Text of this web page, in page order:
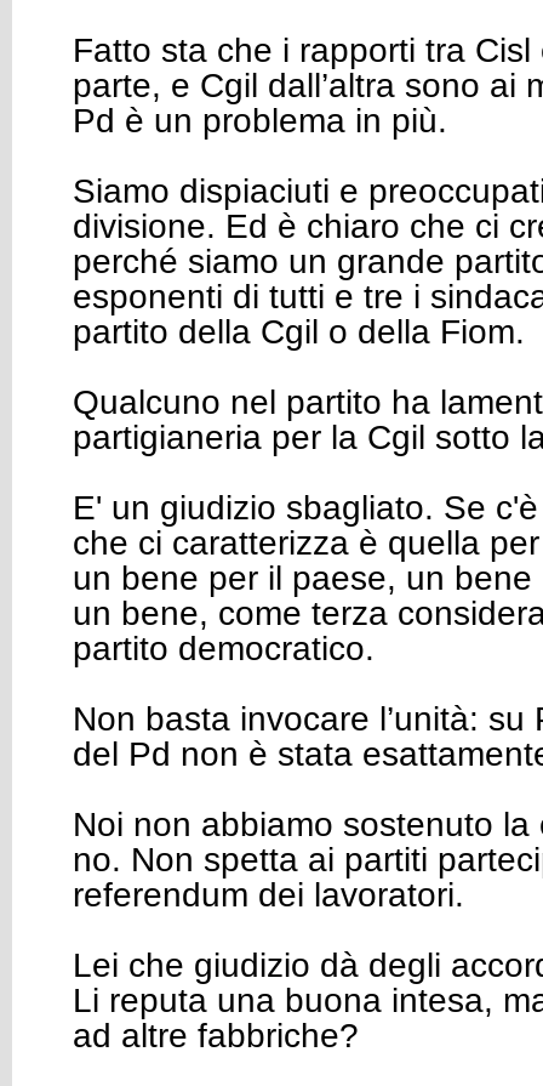
Fatto sta che i rapporti tra
parte, e Cgil dall’altra sono ai
Pd è un problema in più.
Siamo dispiaciuti e
divisione. Ed è chiaro che ci
perché siamo un grande
esponenti di tutti e tre i
partito della Cgil o della Fiom.
Qualcuno nel partito ha
partigianeria per la Cgil sotto
E' un giudizio sbagliato. Se
che ci caratterizza è quella
un bene per il paese, un
un bene, come terza
partito democratico.
Non basta invocare l’unità:
del Pd non è stata
Noi non abbiamo sostenuto la
no. Non spetta ai partiti
referendum dei lavoratori.
Lei che giudizio dà degli
Li reputa una buona intesa,
ad altre fabbriche?